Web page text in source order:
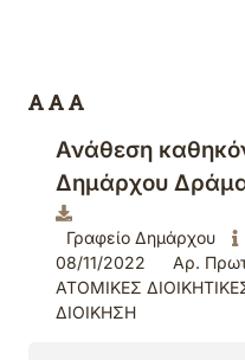
Ανάθεση
Δημάρχου
Γραφείο Δημάρχου
08/11/2022
Αρ.
ΑΤΟΜΙΚΕΣ
ΔΙΟΙΚΗΣΗ